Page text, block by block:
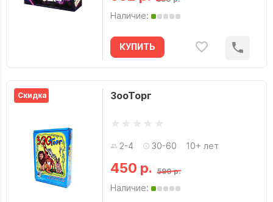
Наличие:
КУПИТЬ
Скидка ЗооТорг
2-4 30-60 10+ лет
450 р. 590 р.
Наличие: